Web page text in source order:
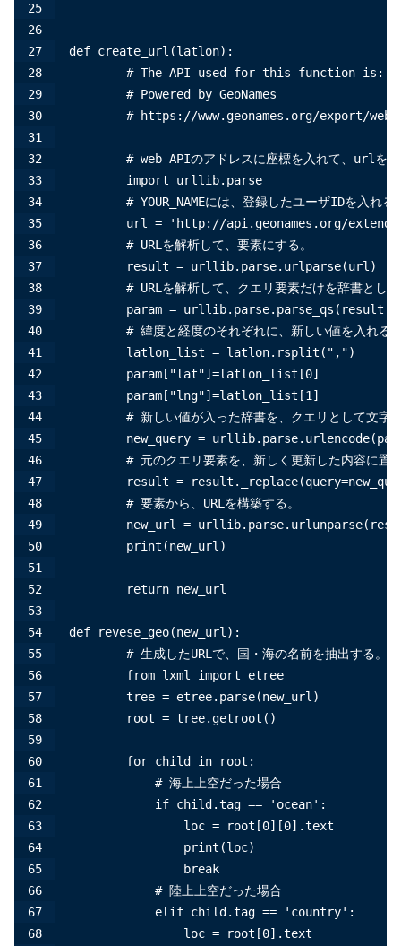
def create_url(latlon):
        # The API used for this function is:
        # Powered by GeoNames
# https://www.geonames.org/export/
# web APIのアドレスに座標を入れて、urlを
        import urllib.parse
# YOUR_NAMEには、登録したユーザIDを入れる
url = 'http://api.geonames.org/
        # URLを解析して、要素にする。
        result = urllib.parse.urlparse(url)
# URLを解析して、クエリ要素だけを辞書とし
param =
# 緯度と経度のそれぞれに、新しい値を入れる
        latlon_list = latlon.rsplit(",")
        param["lat"]=latlon_list[0]
        param["lng"]=latlon_list[1]
# 新しい値が入った辞書を、クエリとして文字
new_query =
# 元のクエリ要素を、新しく更新した内容に置
result =
        # 要素から、URLを構築する。
new_url =
        print(new_url)
        return new_url
def revese_geo(new_url):
        # 生成したURLで、国・海の名前を抽出する。
        from lxml import etree
        tree = etree.parse(new_url)
        root = tree.getroot()
        for child in root:
            # 海上上空だった場合
            if child.tag == 'ocean':
                loc = root[0][0].text
                print(loc)
                break
            # 陸上上空だった場合
            elif child.tag == 'country':
                loc = root[0].text